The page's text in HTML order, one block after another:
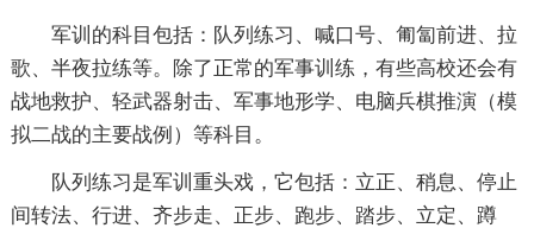
军训的科目包括：队列练习、喊口号、匍匐前进、拉
歌、半夜拉练等。除了正常的军事训练，有些高校还会有
战地救护、轻武器射击、军事地形学、电脑兵棋推演（模
拟二战的主要战例）等科目。
队列练习是军训重头戏，它包括：立正、稍息、停止
间转法、行进、齐步走、正步、跑步、踏步、立定、蹲